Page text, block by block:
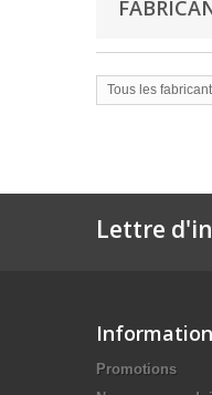
Tous les
Lettre
Promotions